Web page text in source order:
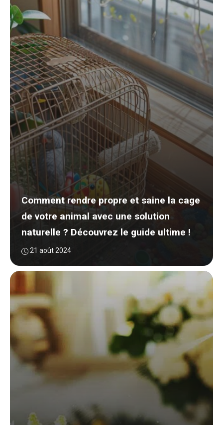
Comment rendre propre et saine la cage
de votre animal avec une solution
naturelle ? Découvrez le guide ultime !
21 août 2024